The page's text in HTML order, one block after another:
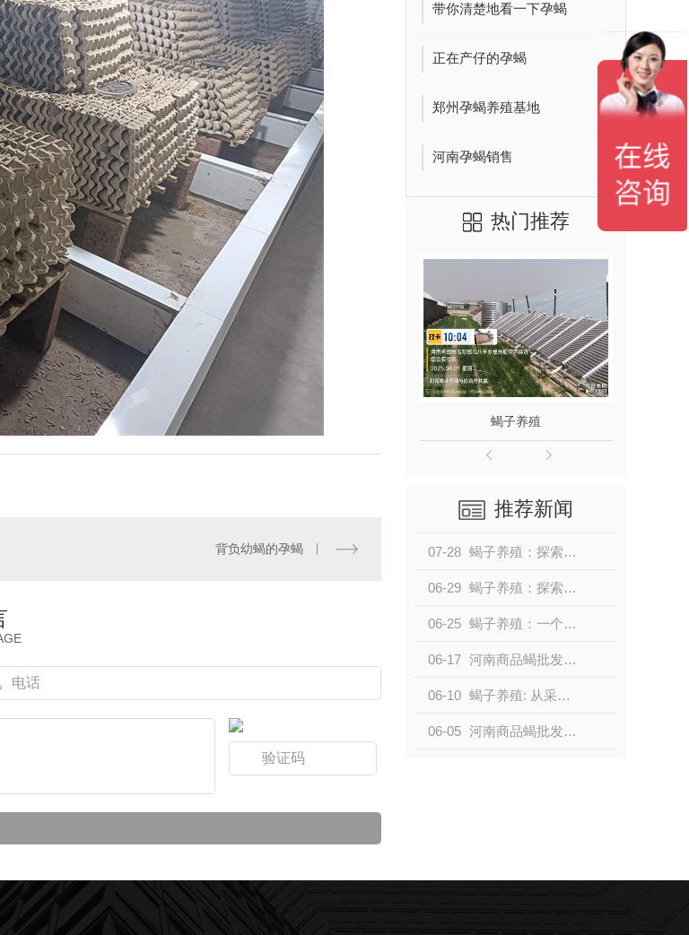
背负幼蝎的孕蝎
带你清楚地看一下孕蝎
正在产仔的孕蝎
郑州孕蝎养殖基地
河南孕蝎销售
热门推荐
蝎子养殖
推荐新闻
07-28 蝎子养殖：探索小型生物产业的新机遇
06-29 蝎子养殖：探索新领域的独特农业产业
06-25 蝎子养殖：一个新兴的农业领域
06-17 河南商品蝎批发，品质保证，价格实惠！
06-10 蝎子养殖: 从采集到市场
06-05 河南商品蝎批发价格优惠，畅销全国！